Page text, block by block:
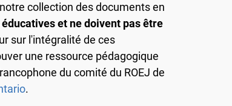
collection des documents en
et ne doivent pas être
sur l'intégralité de ces
une ressource pédagogique
du comité du ROEJ de
.